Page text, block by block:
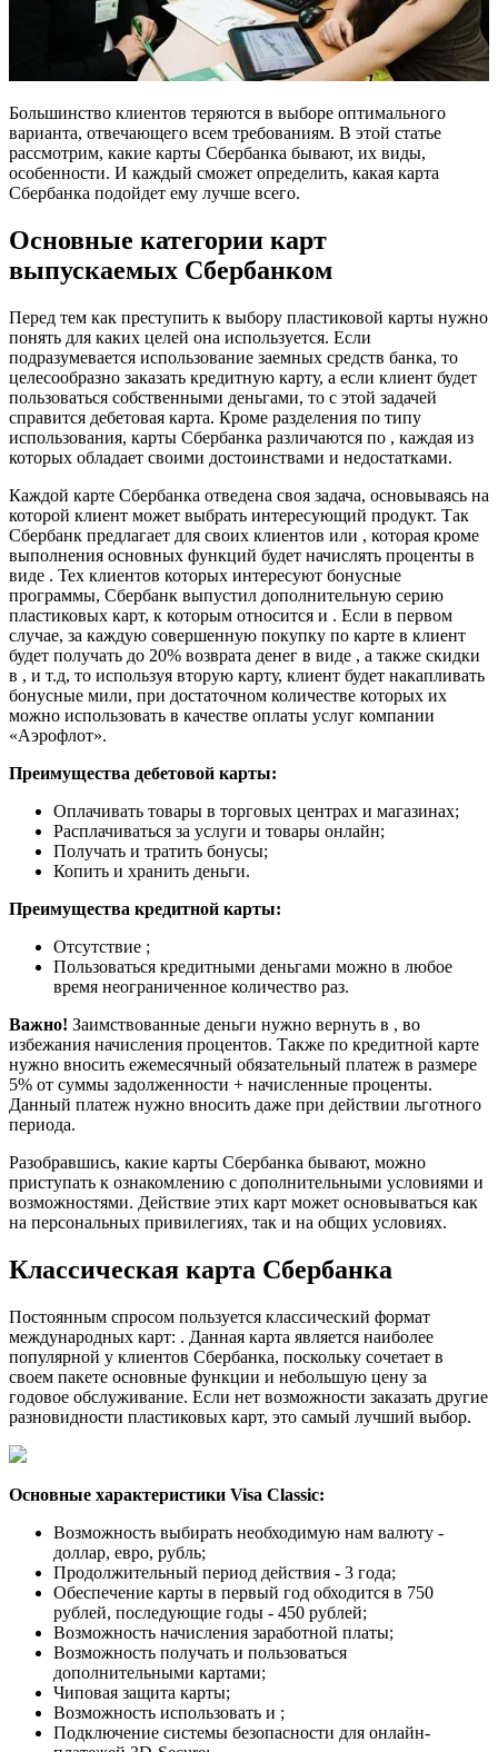
Большинство клиентов теряются в выборе оптимального
варианта, отвечающего всем требованиям. В этой статье
рассмотрим, какие карты Сбербанка бывают, их виды,
особенности. И каждый сможет определить, какая карта
Сбербанка подойдет ему лучше всего.
Основные категории карт
выпускаемых Сбербанком
Перед тем как преступить к выбору пластиковой карты нужно
понять для каких целей она используется. Если
подразумевается использование заемных средств банка, то
целесообразно заказать кредитную карту, а если клиент будет
пользоваться собственными деньгами, то с этой задачей
справится дебетовая карта. Кроме разделения по типу
использования, карты Сбербанка различаются по , каждая из
которых обладает своими достоинствами и недостатками.
Каждой карте Сбербанка отведена своя задача, основываясь на
которой клиент может выбрать интересующий продукт. Так
Сбербанк предлагает для своих клиентов или , которая кроме
выполнения основных функций будет начислять проценты в
виде . Тех клиентов которых интересуют бонусные
программы, Сбербанк выпустил дополнительную серию
пластиковых карт, к которым относится и . Если в первом
случае, за каждую совершенную покупку по карте в клиент
будет получать до 20% возврата денег в виде , а также скидки
в , и т.д, то используя вторую карту, клиент будет накапливать
бонусные мили, при достаточном количестве которых их
можно использовать в качестве оплаты услуг компании
«Аэрофлот».
Преимущества дебетовой карты:
Оплачивать товары в торговых центрах и магазинах;
Расплачиваться за услуги и товары онлайн;
Получать и тратить бонусы;
Копить и хранить деньги.
Преимущества кредитной карты:
Отсутствие ;
Пользоваться кредитными деньгами можно в любое
время неограниченное количество раз.
Важно! Заимствованные деньги нужно вернуть в , во
избежания начисления процентов. Также по кредитной карте
нужно вносить ежемесячный обязательный платеж в размере
5% от суммы задолженности + начисленные проценты.
Данный платеж нужно вносить даже при действии льготного
периода.
Разобравшись, какие карты Сбербанка бывают, можно
приступать к ознакомлению с дополнительными условиями и
возможностями. Действие этих карт может основываться как
на персональных привилегиях, так и на общих условиях.
Классическая карта Сбербанка
Постоянным спросом пользуется классический формат
международных карт: . Данная карта является наиболее
популярной у клиентов Сбербанка, поскольку сочетает в
своем пакете основные функции и небольшую цену за
годовое обслуживание. Если нет возможности заказать другие
разновидности пластиковых карт, это самый лучший выбор.
Основные характеристики Visa Classic:
Возможность выбирать необходимую нам валюту -
доллар, евро, рубль;
Продолжительный период действия - 3 года;
Обеспечение карты в первый год обходится в 750
рублей, последующие годы - 450 рублей;
Возможность начисления заработной платы;
Возможность получать и пользоваться
дополнительными картами;
Чиповая защита карты;
Возможность использовать и ;
Подключение системы безопасности для онлайн-